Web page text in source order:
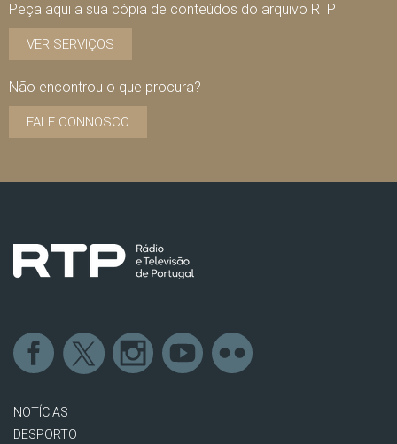
Peça aqui a sua cópia de conteúdos do arquivo RTP
VER SERVIÇOS
Não encontrou o que procura?
FALE CONNOSCO
NOTÍCIAS
DESPORTO